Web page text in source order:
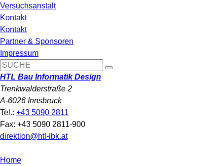
Versuchsanstalt
Kontakt
Kontakt
Partner & Sponsoren
Impressum
HTL Bau Informatik Design
Trenkwalderstraße 2
A-6026 Innsbruck
Tel.: +43 5090 2811
Fax: +43 5090 2811-900
direktion@htl-ibk.at
Home